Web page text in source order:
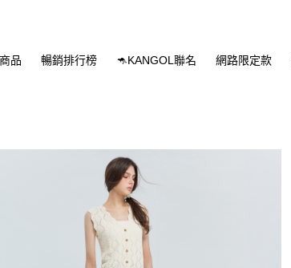
品 暢銷排行榜 🦘KANGOL聯名 網路限定款